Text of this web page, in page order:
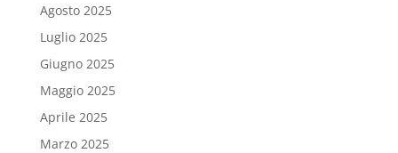
Agosto 2025
Luglio 2025
Giugno 2025
Maggio 2025
Aprile 2025
Marzo 2025